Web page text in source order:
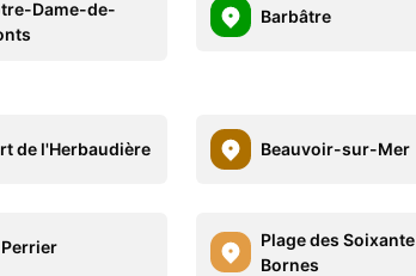
Dame-de-
Barbâtre
de l'Herbaudière Beauvoir-sur-Mer
Perrier
Plage des Soixante
Bornes